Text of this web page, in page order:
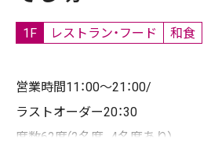
1F レストラン・フード 和食
営業時間11：00～21：00/
ラストオーダー20：30
席数62席(2名席、4名席あり)